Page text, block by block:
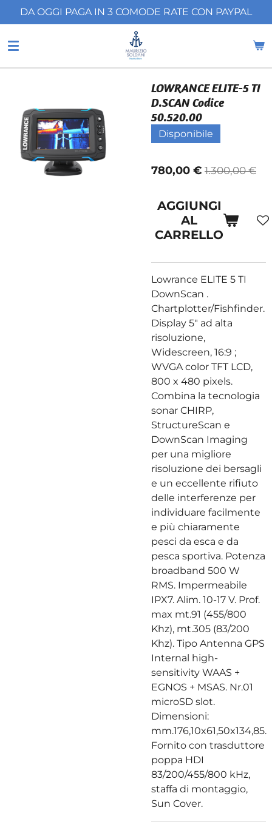
al
contenuto
DA OGGI PAGA IN 3 COMODE RATE CON PAYPAL
LOWRANCE ELITE-5 TI
D.SCAN Codice
50.520.00
Disponibile
780,00 € 1.300,00 €
AGGIUNGI
AL
CARRELLO
Lowrance ELITE 5 TI
DownScan .
Chartplotter/Fishfinder.
Display 5" ad alta
risoluzione,
Widescreen, 16:9 ;
WVGA color TFT LCD,
800 x 480 pixels.
Combina la tecnologia
sonar CHIRP,
StructureScan e
DownScan Imaging
per una migliore
risoluzione dei bersagli
e un eccellente rifiuto
delle interferenze per
individuare facilmente
e più chiaramente
pesci da esca e da
pesca sportiva. Potenza
broadband 500 W
RMS. Impermeabile
IPX7. Alim. 10-17 V. Prof.
max mt.91 (455/800
Khz), mt.305 (83/200
Khz). Tipo Antenna GPS
Internal high-
sensitivity WAAS +
EGNOS + MSAS. Nr.01
microSD slot.
Dimensioni:
mm.176,10x61,50x134,85.
Fornito con trasduttore
poppa HDI
83/200/455/800 kHz,
staffa di montaggio,
Sun Cover.